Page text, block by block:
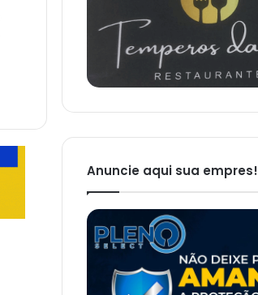
Anuncie aqui sua empres!